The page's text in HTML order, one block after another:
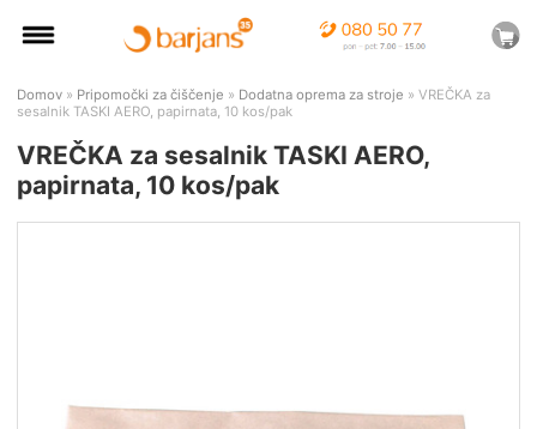
Domov » Pripomočki za čiščenje » Dodatna oprema za stroje » VREČKA za
sesalnik TASKI AERO, papirnata, 10 kos/pak
VREČKA za sesalnik TASKI AERO,
papirnata, 10 kos/pak